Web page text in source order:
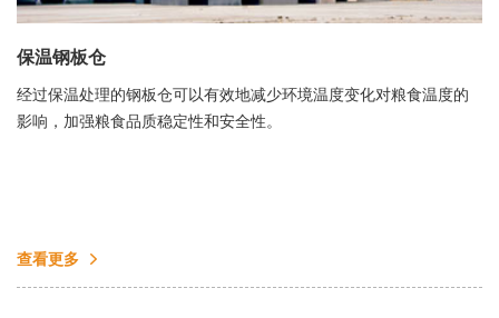
保温钢板仓
经过保温处理的钢板仓可以有效地减少环境温度变化对粮食温度的
影响，加强粮食品质稳定性和安全性。
查看更多